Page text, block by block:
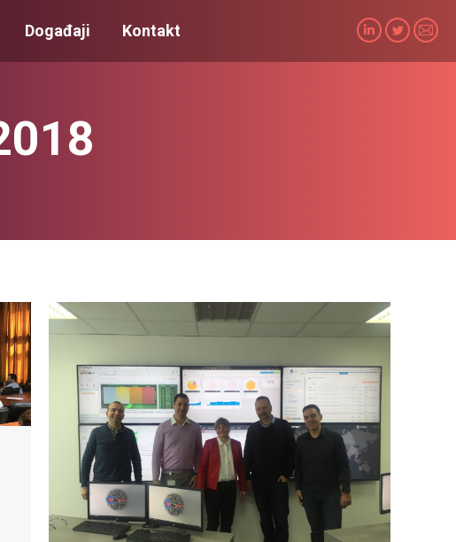
Događaji Kontakt
Linkedin
Twitter
Mail